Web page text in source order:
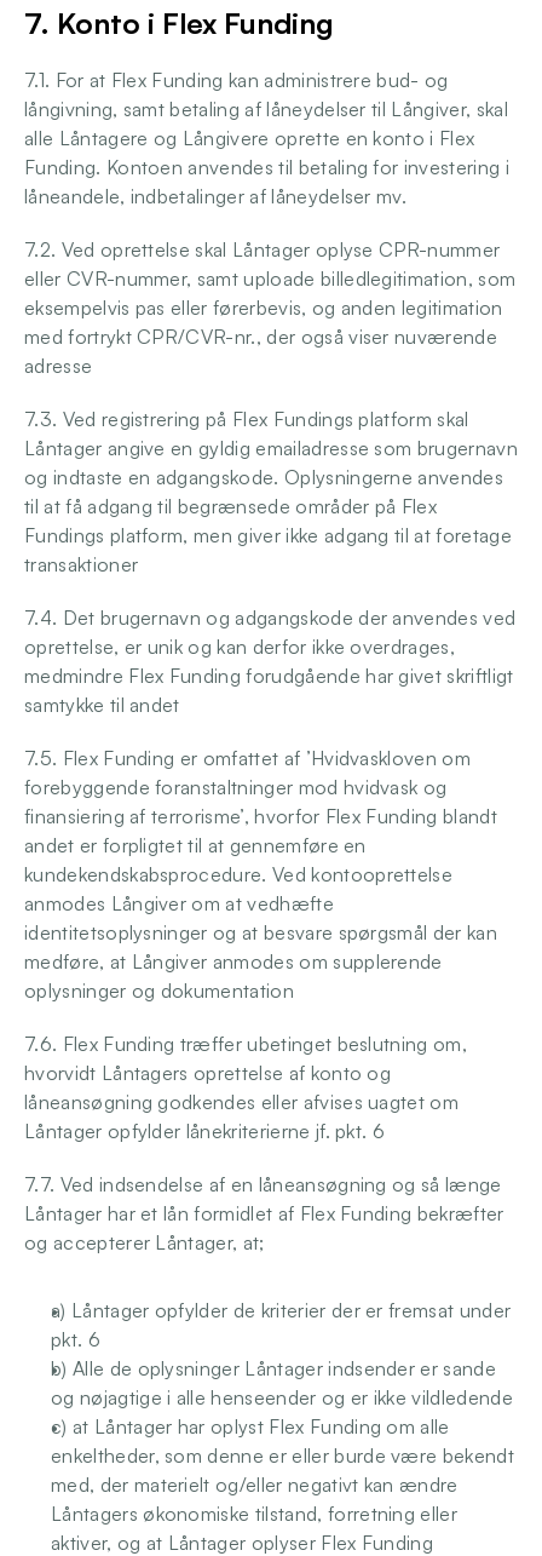
7. Konto i Flex Funding
7.1. For at Flex Funding kan administrere bud- og
långivning, samt betaling af låneydelser til Långiver, skal
alle Låntagere og Långivere oprette en konto i Flex
Funding. Kontoen anvendes til betaling for investering i
låneandele, indbetalinger af låneydelser mv.
7.2. Ved oprettelse skal Låntager oplyse CPR-nummer
eller CVR-nummer, samt uploade billedlegitimation, som
eksempelvis pas eller førerbevis, og anden legitimation
med fortrykt CPR/CVR-nr., der også viser nuværende
adresse
7.3. Ved registrering på Flex Fundings platform skal
Låntager angive en gyldig emailadresse som brugernavn
og indtaste en adgangskode. Oplysningerne anvendes
til at få adgang til begrænsede områder på Flex
Fundings platform, men giver ikke adgang til at foretage
transaktioner
7.4. Det brugernavn og adgangskode der anvendes ved
oprettelse, er unik og kan derfor ikke overdrages,
medmindre Flex Funding forudgående har givet skriftligt
samtykke til andet
7.5. Flex Funding er omfattet af ’Hvidvaskloven om
forebyggende foranstaltninger mod hvidvask og
finansiering af terrorisme’, hvorfor Flex Funding blandt
andet er forpligtet til at gennemføre en
kundekendskabsprocedure. Ved kontooprettelse
anmodes Långiver om at vedhæfte
identitetsoplysninger og at besvare spørgsmål der kan
medføre, at Långiver anmodes om supplerende
oplysninger og dokumentation
7.6. Flex Funding træffer ubetinget beslutning om,
hvorvidt Låntagers oprettelse af konto og
låneansøgning godkendes eller afvises uagtet om
Låntager opfylder lånekriterierne jf. pkt. 6
7.7. Ved indsendelse af en låneansøgning og så længe
Låntager har et lån formidlet af Flex Funding bekræfter
og accepterer Låntager, at;
a) Låntager opfylder de kriterier der er fremsat under
pkt. 6
b) Alle de oplysninger Låntager indsender er sande
og nøjagtige i alle henseender og er ikke vildledende
c) at Låntager har oplyst Flex Funding om alle
enkeltheder, som denne er eller burde være bekendt
med, der materielt og/eller negativt kan ændre
Låntagers økonomiske tilstand, forretning eller
aktiver, og at Låntager oplyser Flex Funding